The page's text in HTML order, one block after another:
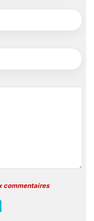
commentaires